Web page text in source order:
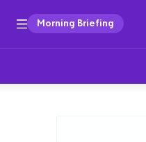
Morning Briefing